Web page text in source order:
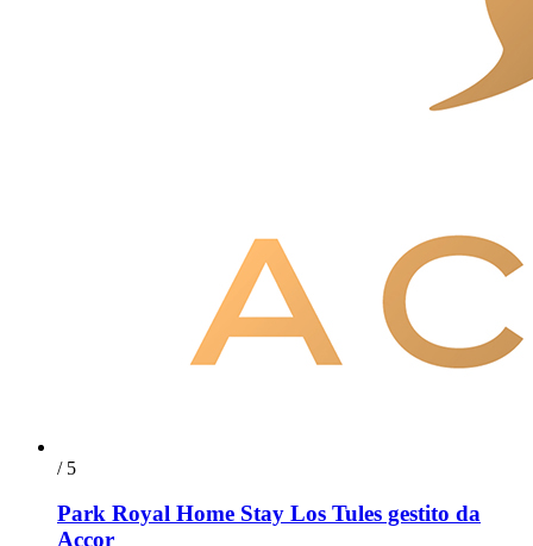
/ 5
Park Royal Home Stay Los Tules gestito da
Accor